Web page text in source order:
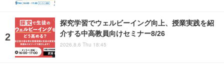
探究学習でウェルビーイング向上、授業実践を紹
介する中高教員向けセミナー8/26
2026.8.6 Thu 18:45